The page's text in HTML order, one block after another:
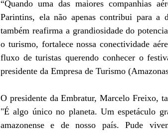
“Quando uma das maiores companhias
Parintins, ela não apenas contribui para
também reafirma a grandiosidade do
o turismo, fortalece nossa conectividade
fluxo de turistas querendo conhecer o
presidente da Empresa de Turismo
O presidente da Embratur, Marcelo Freixo,
"É algo único no planeta. Um espetáculo
amazonense e de nosso país. Pude